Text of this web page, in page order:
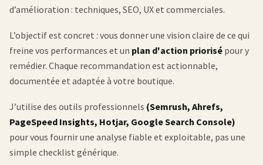
d’amélioration : techniques, SEO, UX et commerciales.
L’objectif est concret : vous donner une vision claire de ce qui
freine vos performances et un plan d'action priorisé pour y
remédier. Chaque recommandation est actionnable,
documentée et adaptée à votre boutique.
J’utilise des outils professionnels (Semrush, Ahrefs,
PageSpeed Insights, Hotjar, Google Search Console)
pour vous fournir une analyse fiable et exploitable, pas une
simple checklist générique.